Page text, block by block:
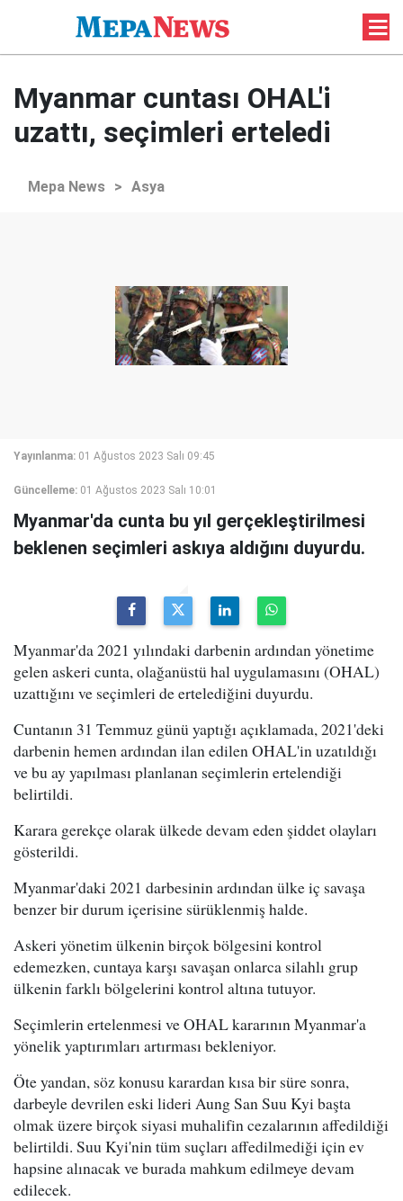
Myanmar cuntası OHAL'i
uzattı, seçimleri erteledi
Mepa News > Asya
Yayınlanma: 01 Ağustos 2023 Salı 09:45
Güncelleme: 01 Ağustos 2023 Salı 10:01
Myanmar'da cunta bu yıl gerçekleştirilmesi
beklenen seçimleri askıya aldığını duyurdu.
Myanmar'da 2021 yılındaki darbenin ardından yönetime
gelen askeri cunta, olağanüstü hal uygulamasını (OHAL)
uzattığını ve seçimleri de ertelediğini duyurdu.
Cuntanın 31 Temmuz günü yaptığı açıklamada, 2021'deki
darbenin hemen ardından ilan edilen OHAL'in uzatıldığı
ve bu ay yapılması planlanan seçimlerin ertelendiği
belirtildi.
Karara gerekçe olarak ülkede devam eden şiddet olayları
gösterildi.
Myanmar'daki 2021 darbesinin ardından ülke iç savaşa
benzer bir durum içerisine sürüklenmiş halde.
Askeri yönetim ülkenin birçok bölgesini kontrol
edemezken, cuntaya karşı savaşan onlarca silahlı grup
ülkenin farklı bölgelerini kontrol altına tutuyor.
Seçimlerin ertelenmesi ve OHAL kararının Myanmar'a
yönelik yaptırımları artırması bekleniyor.
Öte yandan, söz konusu karardan kısa bir süre sonra,
darbeyle devrilen eski lideri Aung San Suu Kyi başta
olmak üzere birçok siyasi muhalifin cezalarının affedildiği
belirtildi. Suu Kyi'nin tüm suçları affedilmediği için ev
hapsine alınacak ve burada mahkum edilmeye devam
edilecek.